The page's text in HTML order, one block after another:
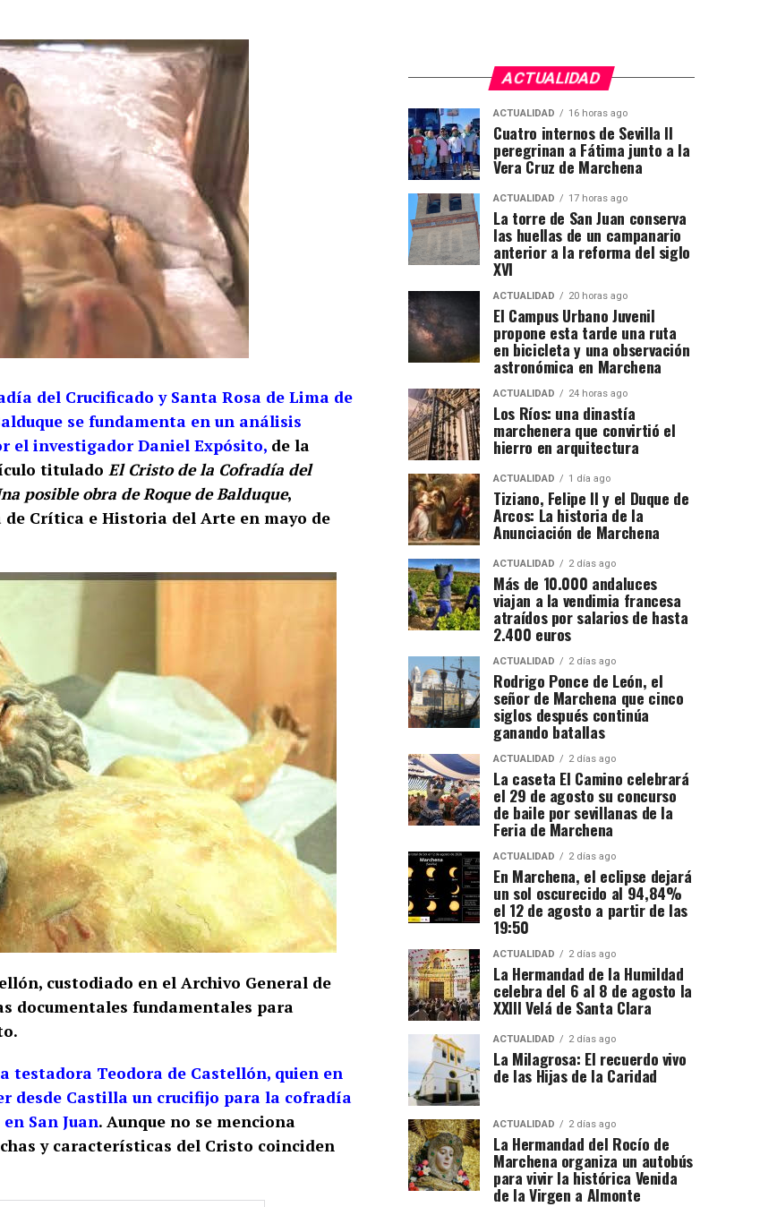
del Crucificado y Santa Rosa de Lima de
se fundamenta en un análisis
el investigador Daniel Expósito, de la
titulado El Cristo de la Cofradía del
posible obra de Roque de Balduque,
Crítica e Historia del Arte en mayo de
custodiado en el Archivo General de
documentales fundamentales para
testadora Teodora de Castellón, quien en
desde Castilla un crucifijo para la cofradía
San Juan. Aunque no se menciona
y características del Cristo coinciden
ACTUALIDAD
ACTUALIDAD 16 horas ago
Cuatro internos de Sevilla II
peregrinan a Fátima junto a la
Vera Cruz de Marchena
ACTUALIDAD 17 horas ago
La torre de San Juan conserva
las huellas de un campanario
anterior a la reforma del siglo
XVI
ACTUALIDAD 20 horas ago
El Campus Urbano Juvenil
propone esta tarde una ruta
en bicicleta y una observación
astronómica en Marchena
ACTUALIDAD 24 horas ago
Los Ríos: una dinastía
marchenera que convirtió el
hierro en arquitectura
ACTUALIDAD 1 día ago
Tiziano, Felipe II y el Duque de
Arcos: La historia de la
Anunciación de Marchena
ACTUALIDAD 2 días ago
Más de 10.000 andaluces
viajan a la vendimia francesa
atraídos por salarios de hasta
2.400 euros
ACTUALIDAD 2 días ago
Rodrigo Ponce de León, el
señor de Marchena que cinco
siglos después continúa
ganando batallas
ACTUALIDAD 2 días ago
La caseta El Camino celebrará
el 29 de agosto su concurso
de baile por sevillanas de la
Feria de Marchena
ACTUALIDAD 2 días ago
En Marchena, el eclipse dejará
un sol oscurecido al 94,84%
el 12 de agosto a partir de las
19:50
ACTUALIDAD 2 días ago
La Hermandad de la Humildad
celebra del 6 al 8 de agosto la
XXIII Velá de Santa Clara
ACTUALIDAD 2 días ago
La Milagrosa: El recuerdo vivo
de las Hijas de la Caridad
ACTUALIDAD 2 días ago
La Hermandad del Rocío de
Marchena organiza un autobús
para vivir la histórica Venida
de la Virgen a Almonte